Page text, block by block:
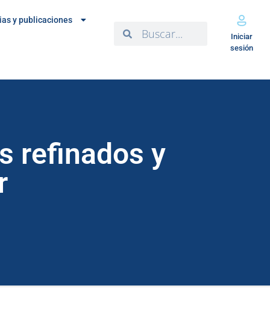
y publicaciones
Iniciar
sesión
refinados y